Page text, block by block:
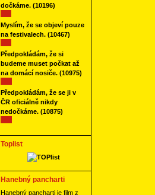
dočkáme.(10196)
Myslím, že se objeví pouze
na festivalech.(10467)
Předpokládám, že si
budeme muset počkat až
na domácí nosiče.(10975)
Předpokládám, že se ji v
ČR oficiálně nikdy
nedočkáme.(10875)
Toplist
Hanebný pancharti
Hanebný pancharti je film z